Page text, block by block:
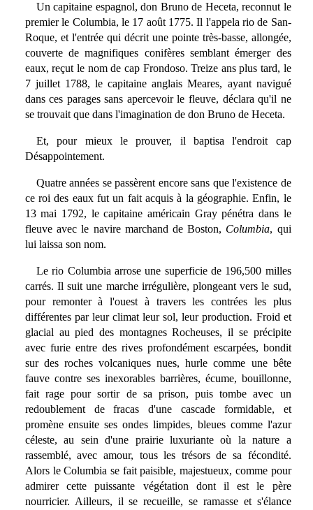
Un capitaine espagnol, don Bruno de Heceta, reconnut le
premier le Columbia, le 17 août 1775. Il l'appela rio de San-
Roque, et l'entrée qui décrit une pointe très-basse, allongée,
couverte de magnifiques conifères semblant émerger des
eaux, reçut le nom de cap Frondoso. Treize ans plus tard, le
7 juillet 1788, le capitaine anglais Meares, ayant navigué
dans ces parages sans apercevoir le fleuve, déclara qu'il ne
se trouvait que dans l'imagination de don Bruno de Heceta.
Et, pour mieux le prouver, il baptisa l'endroit cap
Désappointement.
Quatre années se passèrent encore sans que l'existence de
ce roi des eaux fut un fait acquis à la géographie. Enfin, le
13 mai 1792, le capitaine américain Gray pénétra dans le
fleuve avec le navire marchand de Boston, Columbia, qui
lui laissa son nom.
Le rio Columbia arrose une superficie de 196,500 milles
carrés. Il suit une marche irrégulière, plongeant vers le sud,
pour remonter à l'ouest à travers les contrées les plus
différentes par leur climat leur sol, leur production. Froid et
glacial au pied des montagnes Rocheuses, il se précipite
avec furie entre des rives profondément escarpées, bondit
sur des roches volcaniques nues, hurle comme une bête
fauve contre ses inexorables barrières, écume, bouillonne,
fait rage pour sortir de sa prison, puis tombe avec un
redoublement de fracas d'une cascade formidable, et
promène ensuite ses ondes limpides, bleues comme l'azur
céleste, au sein d'une prairie luxuriante où la nature a
rassemblé, avec amour, tous les trésors de sa fécondité.
Alors le Columbia se fait paisible, majestueux, comme pour
admirer cette puissante végétation dont il est le père
nourricier. Ailleurs, il se recueille, se ramasse et s'élance